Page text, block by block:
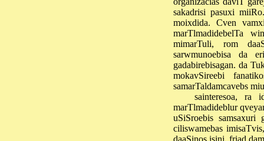
sakadrisi pasuxi
moixdida. Cven
marTlmadidebelTa
mimarTuli, rom
sarwmunoebisa da
gadabirebisagan. da
mokavSireebi
samarTaldamcavebs
sainteresoa, ra
marTlmadideblur
uSiSroebis samsaxuri
ciliswamebas